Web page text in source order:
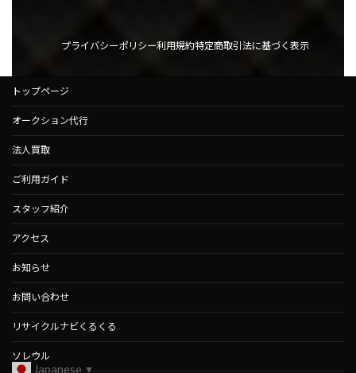
プライバシーポリシー利用規約特定商取引法に基づく表示
トップページ
オークション代行
法人買取
ご利用ガイド
スタッフ紹介
アクセス
お知らせ
お問い合わせ
リサイクルナビくるくる
ソレウル
Japanese ▼